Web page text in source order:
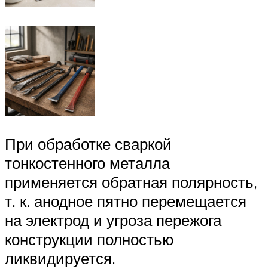
При обработке сваркой
тонкостенного металла
применяется обратная полярность,
т. к. анодное пятно перемещается
на электрод и угроза пережога
конструкции полностью
ликвидируется.